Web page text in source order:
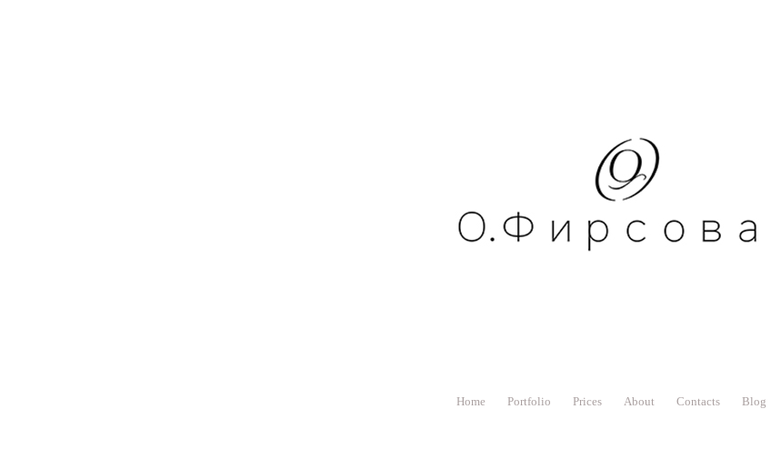
Home Portfolio Prices About Contacts Blog